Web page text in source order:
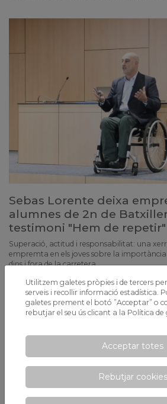
Sebas Lorente deixa
alumnes de 2n de
testimoni "Hem de repetir"
Superació, actitud i responsabilitat: una
empremta en els joves sobre la importància
dins i fora de la carretera.
Utilitzem galetes pròpies i de tercers
serveis i recollir informació estadística.
galetes prement el botó ”Acceptar” o
rebutjar el seu ús clicant a la Política de
Acceptar totes
Rebutjar cookies